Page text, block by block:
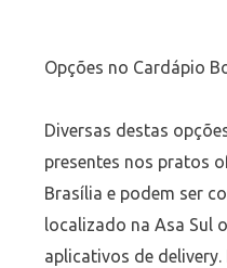
Opções no Cardápio
Diversas destas
presentes nos pratos
Brasília e podem ser
localizado na Asa Sul
aplicativos de